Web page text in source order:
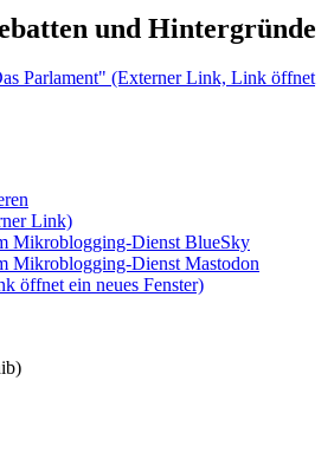
und Hintergründe
Parlament" (Externer Link, Link öffnet
Link)
Mikroblogging-Dienst BlueSky
Mikroblogging-Dienst Mastodon
öffnet ein neues Fenster)